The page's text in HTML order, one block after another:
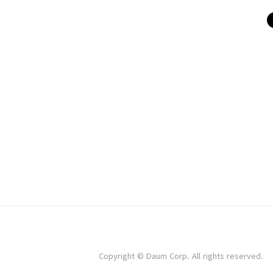
개수 확인print( df1.isnull().sum() ) # 결측치 확인
df1['f1'].fillna(df1['f1'].median()) # ①중앙값 대
Copyright © Daum Corp. All rights reserved.